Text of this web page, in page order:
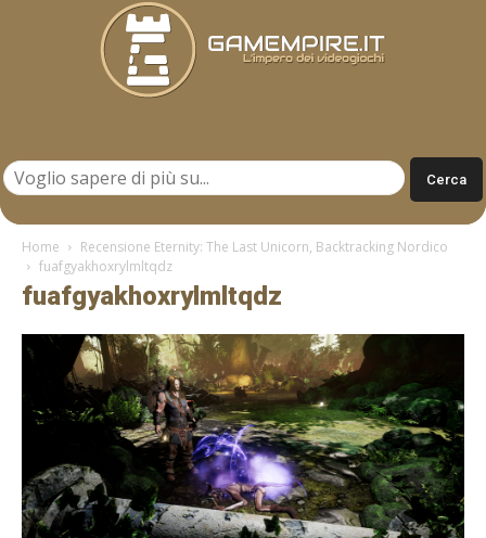
Home
Recensione Eternity: The Last Unicorn, Backtracking Nordico
fuafgyakhoxrylmltqdz
fuafgyakhoxrylmltqdz